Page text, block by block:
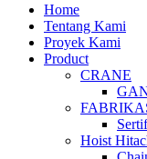
Home
Tentang Kami
Proyek Kami
Product
CRANE
Hoist